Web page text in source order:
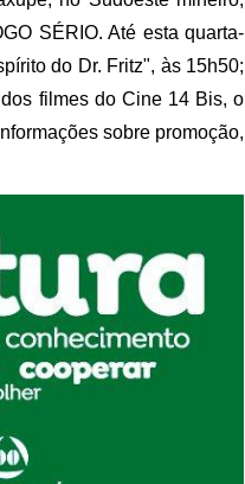
SÉRIO. Até esta quarta-
do Dr. Fritz", às 15h50;
filmes do Cine 14 Bis, o
sobre promoção,